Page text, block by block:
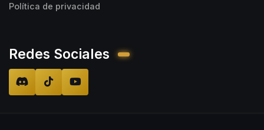
Política de privacidad
Redes Sociales